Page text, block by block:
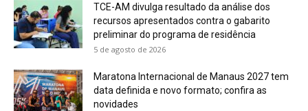
TCE-AM divulga resultado da análise dos
recursos apresentados contra o gabarito
preliminar do programa de residência
5 de agosto de 2026
Maratona Internacional de Manaus 2027 tem
data definida e novo formato; confira as
novidades